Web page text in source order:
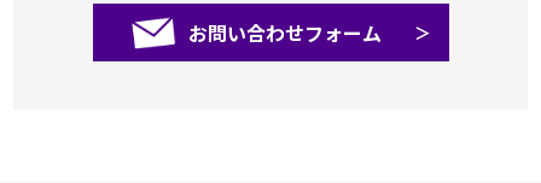
お問い合わせフォーム